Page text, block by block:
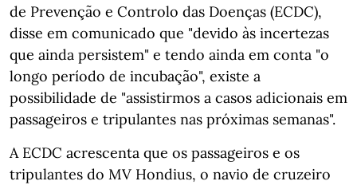
de Prevenção e Controlo das Doenças (ECDC),
disse em comunicado que "devido às incertezas
que ainda persistem" e tendo ainda em conta "o
longo período de incubação", existe a
possibilidade de "assistirmos a casos adicionais em
passageiros e tripulantes nas próximas semanas".
A ECDC acrescenta que os passageiros e os
tripulantes do MV Hondius, o navio de cruzeiro